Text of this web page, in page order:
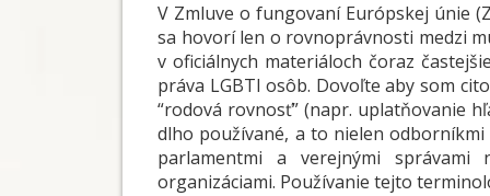
V Zmluve o fungovaní Európskej únie
sa hovorí len o rovnoprávnosti medzi
v oficiálnych materiáloch čoraz
práva LGBTI osôb. Dovoľte aby som
“rodová rovnosť” (napr. uplatňovanie
dlho používané, a to nielen
parlamentmi a verejnými
organizáciami. Používanie tejto